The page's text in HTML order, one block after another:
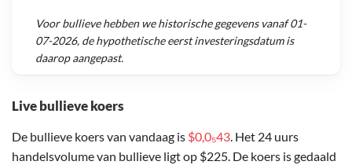
Live bullieve koers
De bullieve koers van vandaag is $0,0₅43. Het 24 uurs
handelsvolume van bullieve ligt op $225. De koers is gedaald
Voorbullievehebben we historische gegevens vanaf01-
07-2026, de hypothetische eerst investeringsdatum is
daarop aangepast.